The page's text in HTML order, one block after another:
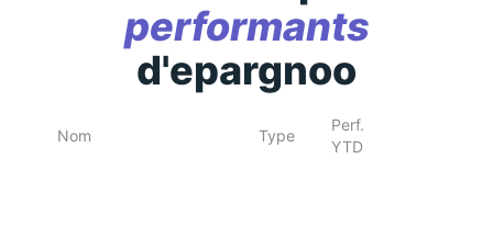
performants
d'epargnoo
Nom Type
Perf.
YTD